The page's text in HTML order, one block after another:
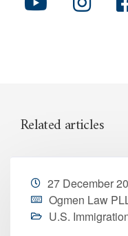
Related articles
27 December
Ogmen Law
U.S.